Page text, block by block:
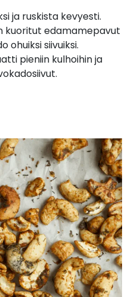
ja ruskista kevyesti.
kuoritut edamamepavut
ohuiksi siivuiksi.
pieniin kulhoihin ja